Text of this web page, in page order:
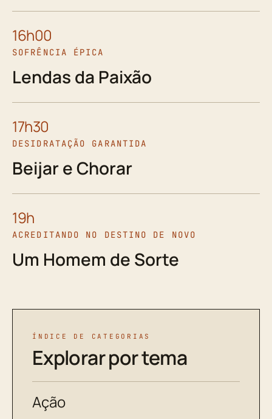
16h00
SOFRÊNCIA ÉPICA
Lendas da Paixão
17h30
DESIDRATAÇÃO GARANTIDA
Beijar e Chorar
19h
ACREDITANDO NO DESTINO DE NOVO
Um Homem de Sorte
ÍNDICE DE CATEGORIAS
Explorar por tema
Ação